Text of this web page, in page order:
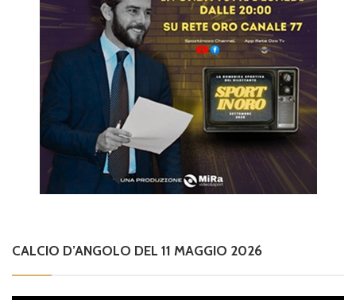
CALCIO D’ANGOLO DEL 11 MAGGIO 2026